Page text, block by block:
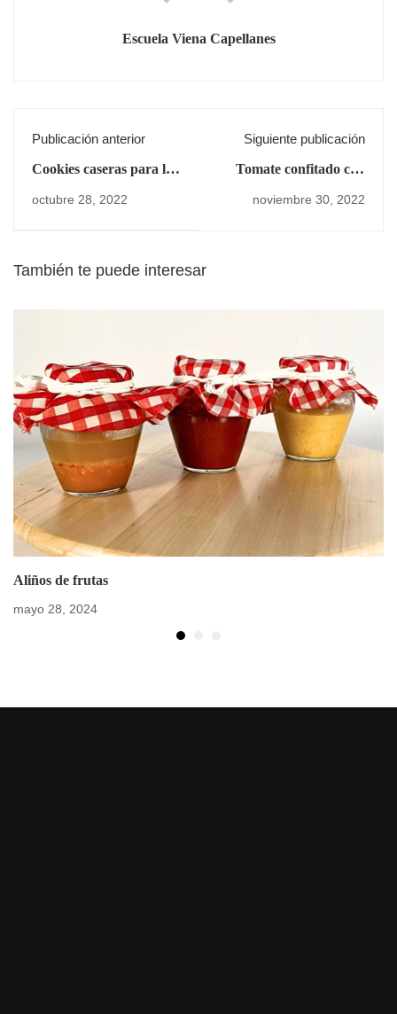
Escuela Viena Capellanes
Publicación anterior
Cookies caseras para los
octubre 28, 2022
Siguiente publicación
Tomate confitado con
noviembre 30, 2022
También te puede interesar
Aliños de frutas
mayo 28, 2024